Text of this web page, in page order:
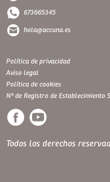
673665345
hola@accuna.es
Política de privacidad
Aviso legal
Política de cookies
Nº de Registro de Establecimiento
Todos los derechos